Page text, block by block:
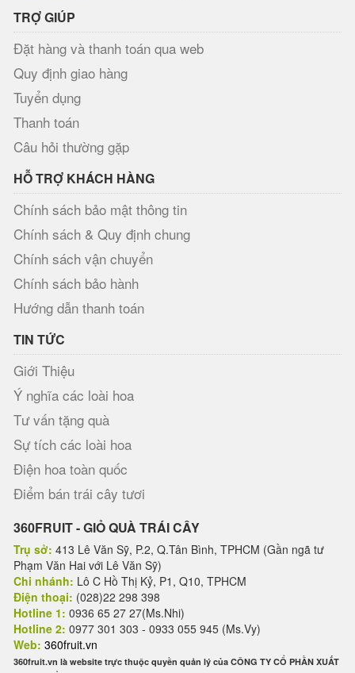
TRỢ GIÚP
Đặt hàng và thanh toán qua web
Quy định giao hàng
Tuyển dụng
Thanh toán
Câu hỏi thường gặp
HỖ TRỢ KHÁCH HÀNG
Chính sách bảo mật thông tin
Chính sách & Quy định chung
Chính sách vận chuyển
Chính sách bảo hành
Hướng dẫn thanh toán
TIN TỨC
Giới Thiệu
Ý nghĩa các loài hoa
Tư vấn tặng quà
Sự tích các loài hoa
Điện hoa toàn quốc
Điểm bán trái cây tươi
360FRUIT - GIỎ QUÀ TRÁI CÂY
Trụ sở: 413 Lê Văn Sỹ, P.2, Q.Tân Bình, TPHCM (Gần ngã tư
Phạm Văn Hai với Lê Văn Sỹ)
Chi nhánh: Lô C Hồ Thị Kỷ, P1, Q10, TPHCM
Điện thoại: (028)22 298 398
Hotline 1: 0936 65 27 27(Ms.Nhi)
Hotline 2: 0977 301 303 - 0933 055 945 (Ms.Vy)
Web: 360fruit.vn
360fruit.vn là website trực thuộc quyền quản lý của CÔNG TY CỔ PHẦN XUẤT